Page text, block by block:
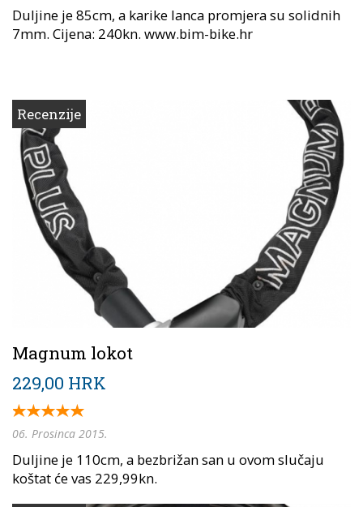
Duljine je 85cm, a karike lanca promjera su solidnih
7mm. Cijena: 240kn. www.bim-bike.hr
Recenzije
Magnum lokot
229,00 HRK
06. Prosinca 2015.
Duljine je 110cm, a bezbrižan san u ovom slučaju
koštat će vas 229,99kn.